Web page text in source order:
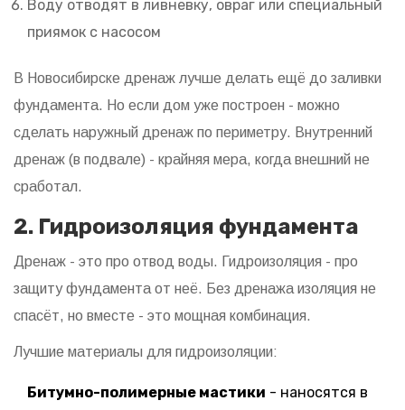
Воду отводят в ливневку, овраг или специальный
приямок с насосом
В Новосибирске дренаж лучше делать ещё до заливки
фундамента. Но если дом уже построен - можно
сделать наружный дренаж по периметру. Внутренний
дренаж (в подвале) - крайняя мера, когда внешний не
сработал.
2. Гидроизоляция фундамента
Дренаж - это про отвод воды. Гидроизоляция - про
защиту фундамента от неё. Без дренажа изоляция не
спасёт, но вместе - это мощная комбинация.
Лучшие материалы для гидроизоляции:
Битумно-полимерные мастики - наносятся в